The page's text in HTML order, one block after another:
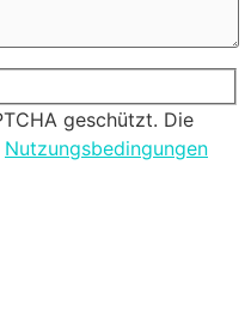
geschützt. Die
Nutzungsbedingungen